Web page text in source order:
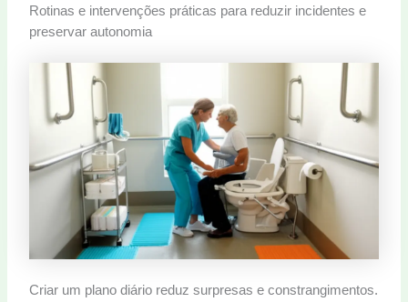
Rotinas e intervenções práticas para reduzir incidentes e
preservar autonomia
Criar um plano diário reduz surpresas e constrangimentos.